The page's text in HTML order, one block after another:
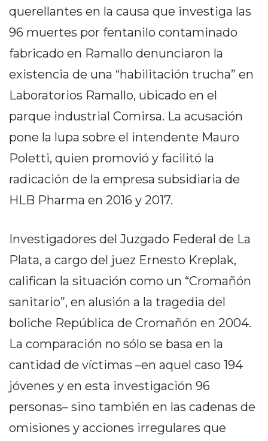
OTRAS PLATAFORMAS DE
VENTA POR WHATSAPP
DE COMIDA POR
WHATSAPP: LA GUÍA
DEFINITIVA PARA
RESTAURANTES Y
DELIVERIES
CÓMO ORGANIZAR LOS
PEDIDOS DE DELIVERY
POR WHATSAPP SIN QUE
SE TE PIERDA NINGUNO
Y
CONDICIONES
POLÍTICAS
querellantes en la causa que investiga las
96 muertes por fentanilo contaminado
fabricado en Ramallo denunciaron la
existencia de una “habilitación trucha” en
Laboratorios Ramallo, ubicado en el
parque industrial Comirsa. La acusación
pone la lupa sobre el intendente Mauro
Poletti, quien promovió y facilitó la
radicación de la empresa subsidiaria de
HLB Pharma en 2016 y 2017.
Investigadores del Juzgado Federal de La
Plata, a cargo del juez Ernesto Kreplak,
califican la situación como un “Cromañón
sanitario”, en alusión a la tragedia del
boliche República de Cromañón en 2004.
La comparación no sólo se basa en la
cantidad de víctimas –en aquel caso 194
jóvenes y en esta investigación 96
personas– sino también en las cadenas de
omisiones y acciones irregulares que